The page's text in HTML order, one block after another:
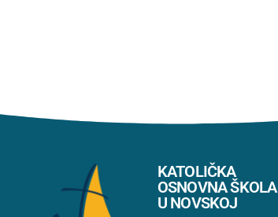
KATOLIČKA
OSNOVNA ŠKOLA
U NOVSKOJ